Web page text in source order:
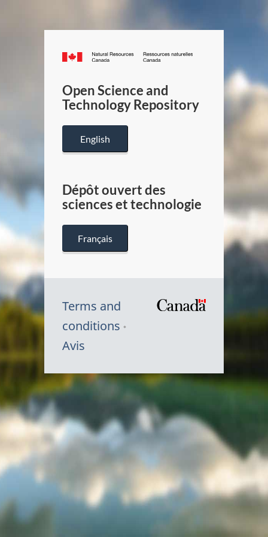
Canada.ca
/
Canada
Open Science and
Technology Repository
English
Dépôt ouvert des
sciences et technologie
Français
Terms and
conditions
Avis
Symbole
du